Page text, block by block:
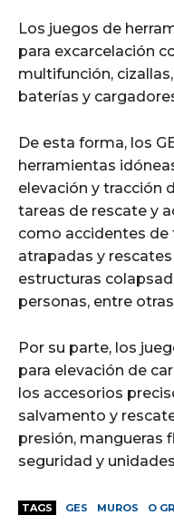
Los juegos de
para excarcelación
multifunción,
baterías y
De esta forma, los
herramientas
elevación y tracción
tareas de rescate y
como accidentes de
atrapadas y
estructuras
personas, entre
Por su parte, los
para elevación de
los accesorios
salvamento y
presión, mangueras
seguridad y
TAGS GES MUROS O